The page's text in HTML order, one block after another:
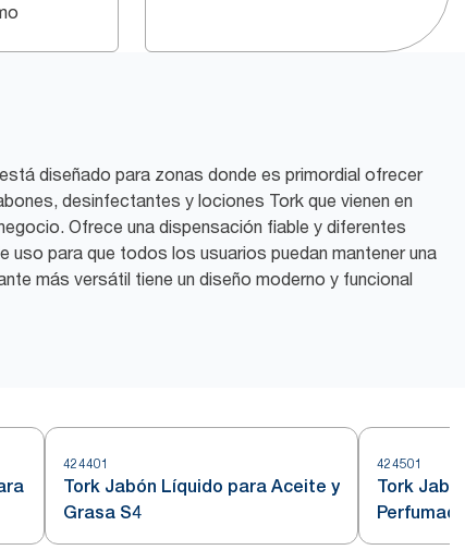
diseñado para zonas donde es primordial ofrecer
desinfectantes y lociones Tork que vienen en
Ofrece una dispensación fiable y diferentes
para que todos los usuarios puedan mantener una
más versátil tiene un diseño moderno y funcional
424401
Tork Jabón Líquido para Aceite y
Grasa S4
424501
Tork
Perfumado